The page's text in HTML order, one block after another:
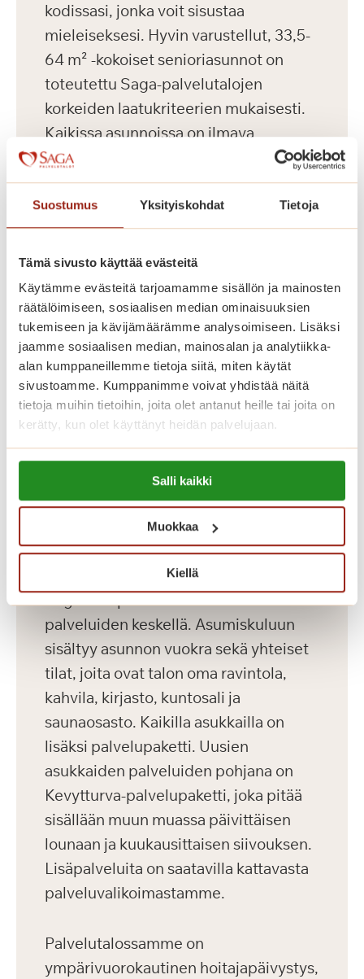
Suostumus Yksityiskohdat Tietoja
Tämä sivusto käyttää evästeitä
Käytämme evästeitä tarjoamamme sisällön ja mainosten
räätälöimiseen, sosiaalisen median ominaisuuksien
tukemiseen ja kävijämäärämme analysoimiseen. Lisäksi
jaamme sosiaalisen median, mainosalan ja analytiikka-
alan kumppaneillemme tietoja siitä, miten käytät
sivustoamme. Kumppanimme voivat yhdistää näitä
tietoja muihin tietoihin, joita olet antanut heille tai joita on
kerätty, kun olet käyttänyt heidän palvelujaan.
Lue lisää evästeistä:
https://sagacare.fi/evasteet/
Salli kaikki
Muokkaa
Kiellä
kodissasi, jonka voit sisustaa
mieleiseksesi. Hyvin varustellut, 33,5-
64 m² -kokoiset senioriasunnot on
toteutettu Saga-palvelutalojen
korkeiden laatukriteerien mukaisesti.
Kaikissa asunnoissa on ilmava
pohjaratkaisu, nykyaikainen keittiö,
esteetön kylpyhuone ja turvapuhelin.
Palvelutalon asukkaiden vesimaksu on
26 euroa kuukaudessa ja sähkö
veloitetaan kulutuksen perusteella.
Asukkailla on mahdollisuus vuokrata
autopaikka 75 euron kuukausihintaan.
Saga Helapuiston asukasvalinnoissa
noudatetaan Asumisen rahoitus- ja
kehittämiskeskuksen (ARA) ohjeita.
Katso vapaat senioriasunnot
Koti palveluiden keskellä
Saga Helapuistossa kotisi on
palveluiden keskellä. Asumiskuluun
sisältyy asunnon vuokra sekä yhteiset
tilat, joita ovat talon oma ravintola,
kahvila, kirjasto, kuntosali ja
saunaosasto. Kaikilla asukkailla on
lisäksi palvelupaketti. Uusien
asukkaiden palveluiden pohjana on
Kevytturva-palvelupaketti, joka pitää
sisällään muun muassa päivittäisen
lounaan ja kuukausittaisen siivouksen.
Lisäpalveluita on saatavilla kattavasta
palveluvalikoimastamme.
Palvelutalossamme on
ympärivuorokautinen hoitajapäivystys,